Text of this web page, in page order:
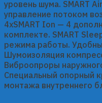
уровень шума. SMART
управление потоком
4хSMART Ion — 4
комплекте. SMART
режима работы.
Шумоизоляция
Виброопроры
Специальный опорный
монтажа внутреннего